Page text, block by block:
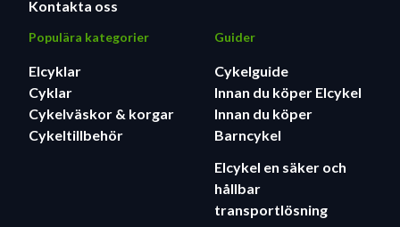
Kontakta oss
Populära kategorier
Elcyklar
Cyklar
Cykelväskor & korgar
Cykeltillbehör
Guider
Cykelguide
Innan du köper Elcykel
Innan du köper
Barncykel
Elcykel en säker och
hållbar
transportlösning